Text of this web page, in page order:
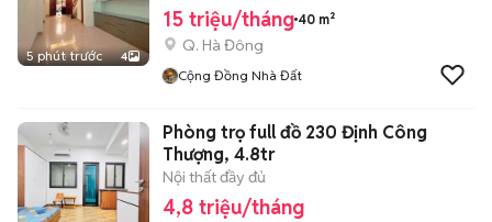
5 phút trước 4
15 triệu/tháng 40 m²
Q. Hà Đông
Cộng Đồng Nhà Đất
Phòng trọ full đồ 230 Định Công
Thượng, 4.8tr
Nội thất đầy đủ
4,8 triệu/tháng